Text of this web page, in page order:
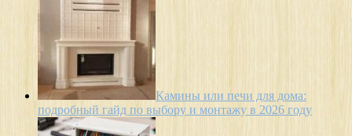
Камины или печи для дома:
подробный гайд по выбору и монтажу в 2026 году